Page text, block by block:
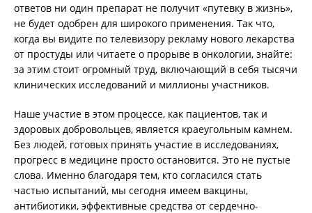
ответов ни один препарат не получит «путевку в жизнь»,
не будет одобрен для широкого применения. Так что,
когда вы видите по телевизору рекламу нового лекарства
от простуды или читаете о прорыве в онкологии, знайте:
за этим стоит огромный труд, включающий в себя тысячи
клинических исследований и миллионы участников.
Наше участие в этом процессе, как пациентов, так и
здоровых добровольцев, является краеугольным камнем.
Без людей, готовых принять участие в исследованиях,
прогресс в медицине просто остановится. Это не пустые
слова. Именно благодаря тем, кто согласился стать
частью испытаний, мы сегодня имеем вакцины,
антибиотики, эффективные средства от сердечно-